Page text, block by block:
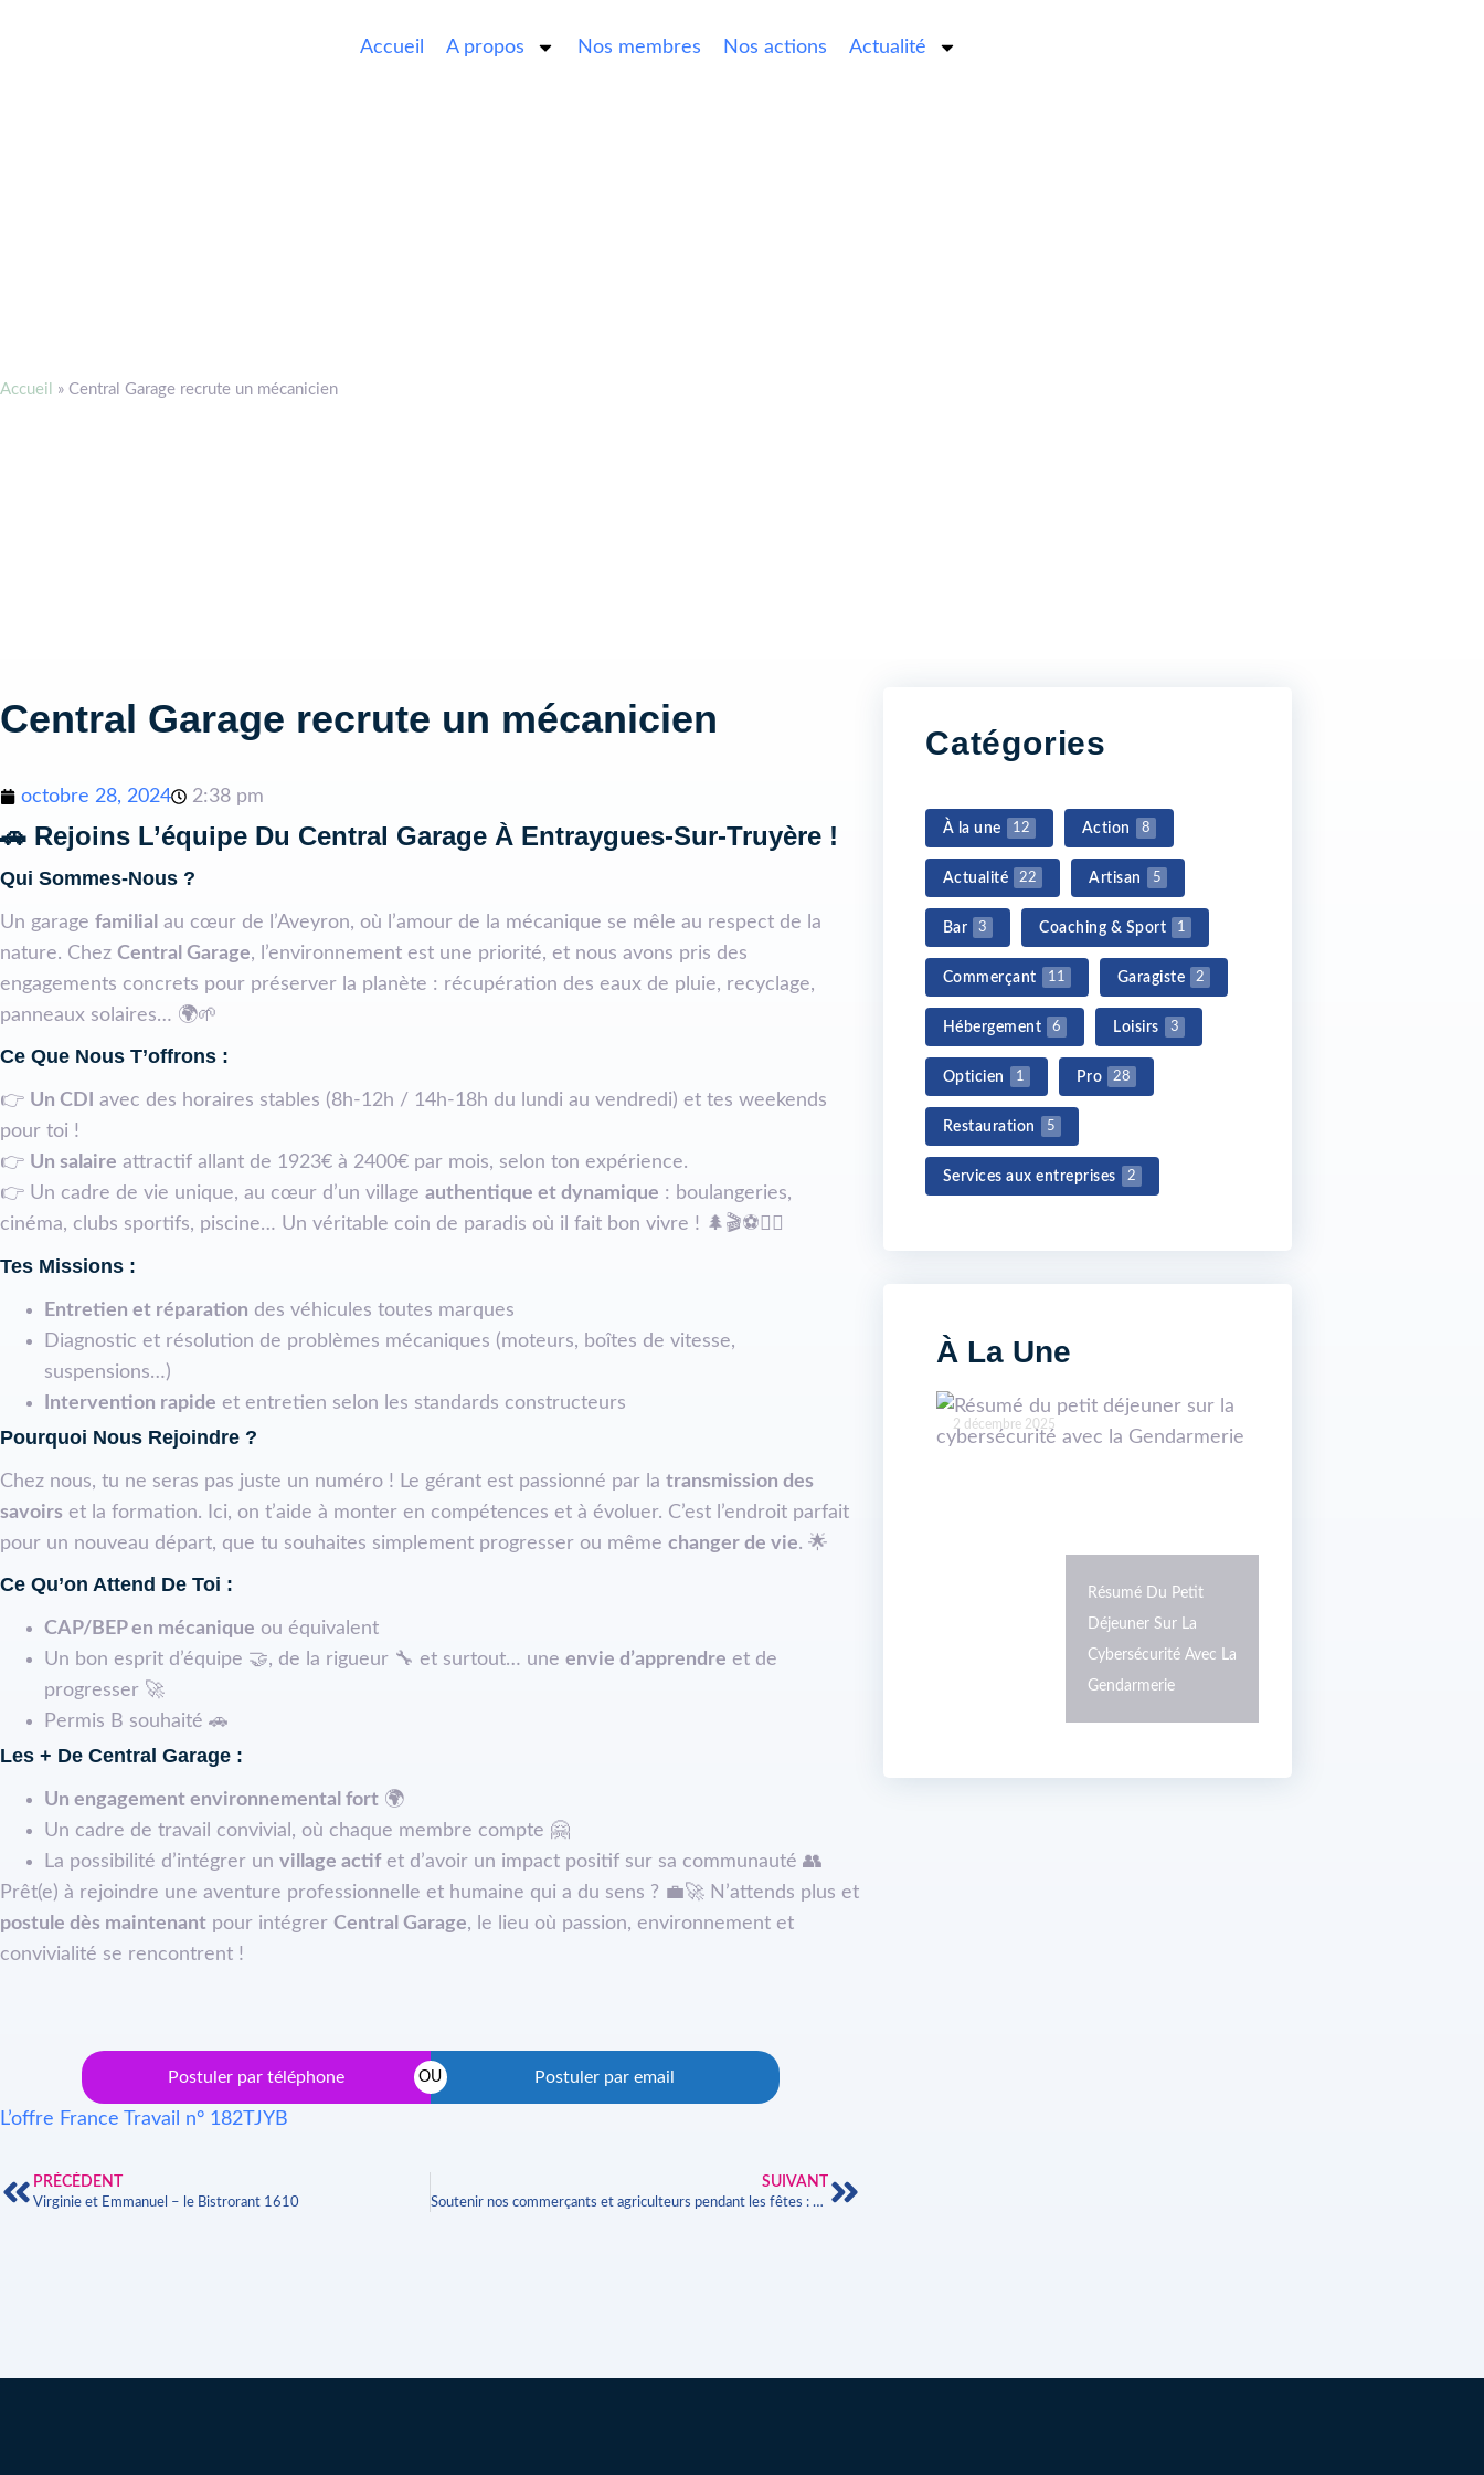
Accueil A propos Nos membres Nos actions Actualité
Accueil » Central Garage recrute un mécanicien
Central Garage recrute un mécanicien
octobre 28, 2024 2:38 pm
🚗 Rejoins L’équipe Du Central Garage À Entraygues-Sur-Truyère !
Qui Sommes-Nous ?
Un garage familial au cœur de l’Aveyron, où l’amour de la mécanique se mêle au respect de la
nature. Chez Central Garage, l’environnement est une priorité, et nous avons pris des
engagements concrets pour préserver la planète : récupération des eaux de pluie, recyclage,
panneaux solaires… 🌍🌱
Ce Que Nous T’offrons :
👉 Un CDI
avec des horaires stables (8h-12h / 14h-18h du lundi au vendredi) et tes weekends
pour toi !
👉 Un salaire attractif allant de 1923€ à 2400€ par mois, selon ton expérience.
👉 Un cadre de vie unique, au cœur d’un village authentique et dynamique : boulangeries,
cinéma, clubs sportifs, piscine… Un véritable coin de paradis où il fait bon vivre ! 🌲🎬⚽🏊‍♀️
Tes Missions :
Entretien et réparation des véhicules toutes marques
Diagnostic et résolution de problèmes mécaniques (moteurs, boîtes de vitesse,
suspensions…)
Intervention rapide et entretien selon les standards constructeurs
Pourquoi Nous Rejoindre ?
Chez nous, tu ne seras pas juste un numéro ! Le gérant est passionné par la transmission des
savoirs et la formation. Ici, on t’aide à monter en compétences et à évoluer. C’est l’endroit parfait
pour un nouveau départ, que tu souhaites simplement progresser ou même changer de vie. 🌟
Ce Qu’on Attend De Toi :
CAP/BEP en mécanique ou équivalent
Un bon esprit d’équipe 🤝, de la rigueur 🔧 et surtout… une envie d’apprendre et de
progresser 🚀
Permis B souhaité 🚗
Les + De Central Garage :
Un engagement environnemental fort 🌍
Un cadre de travail convivial, où chaque membre compte 🤗
La possibilité d’intégrer un village actifet d’avoir un impact positif sur sa communauté 👥
Prêt(e) à rejoindre une aventure professionnelle et humaine qui a du sens ? 💼🚀 N’attends plus et
postule dès maintenant pour intégrer Central Garage, le lieu où passion, environnement et
convivialité se rencontrent !
Postuler par téléphone OU Postuler par email
L’offre France Travail n° 182TJYB
PRÉCÉDENT
Virginie et Emmanuel – le Bistrorant 1610
SUIVANT
Soutenir nos commerçants et agriculteurs pendant les fêtes : un engagement local et solidaire
Catégories
À la une 12 Action 8
Actualité 22 Artisan 5
Bar 3 Coaching & Sport 1
Commerçant 11 Garagiste 2
Hébergement 6 Loisirs 3
Opticien 1 Pro 28
Restauration 5
Services aux entreprises 2
À La Une
2 décembre 2025
Résumé Du Petit
Déjeuner Sur La
Cybersécurité Avec La
Gendarmerie